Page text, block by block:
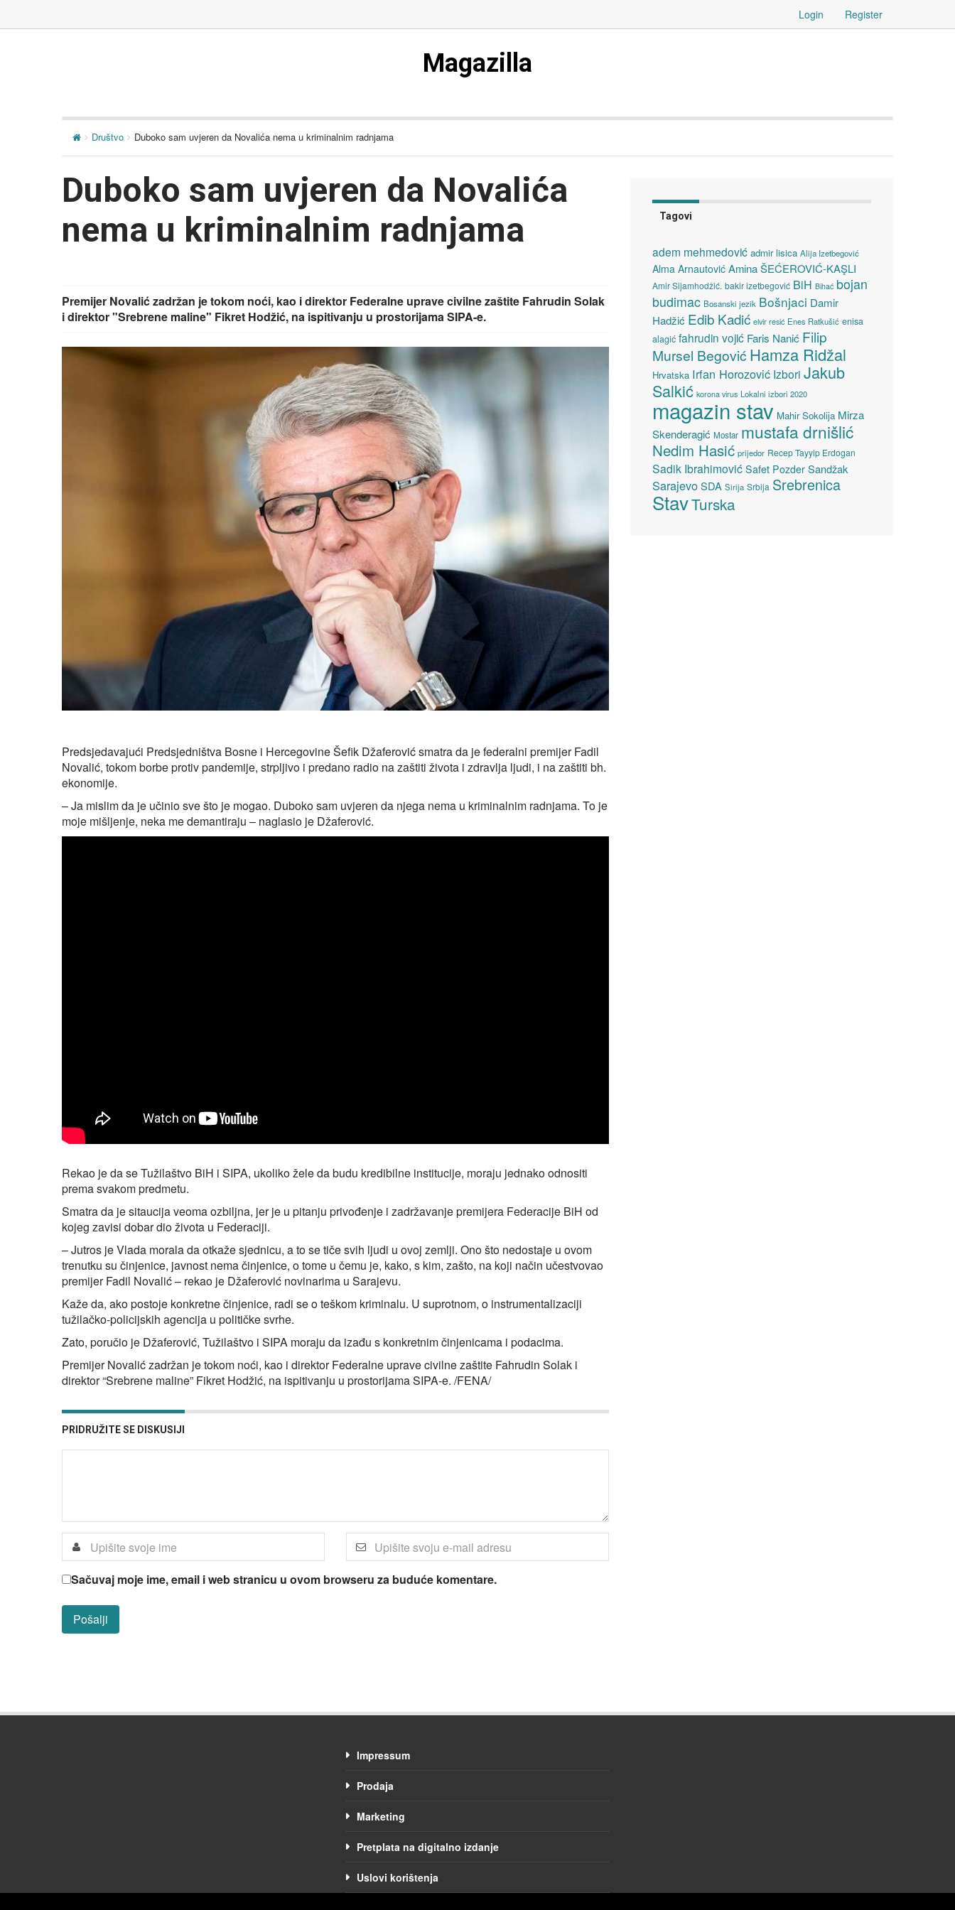
Login Register
Magazilla
Društvo Duboko sam uvjeren da Novalića nema u kriminalnim radnjama
Duboko sam uvjeren da Novalića
nema u kriminalnim radnjama
Premijer Novalić zadržan je tokom noći, kao i direktor Federalne uprave civilne zaštite Fahrudin Solak
i direktor "Srebrene maline" Fikret Hodžić, na ispitivanju u prostorijama SIPA-e.
Predsjedavajući Predsjedništva Bosne i Hercegovine Šefik Džaferović smatra da je federalni premijer Fadil
Novalić, tokom borbe protiv pandemije, strpljivo i predano radio na zaštiti života i zdravlja ljudi, i na zaštiti bh.
ekonomije.
– Ja mislim da je učinio sve što je mogao. Duboko sam uvjeren da njega nema u kriminalnim radnjama. To je
moje mišljenje, neka me demantiraju – naglasio je Džaferović.
Rekao je da se Tužilaštvo BiH i SIPA, ukoliko žele da budu kredibilne institucije, moraju jednako odnositi
prema svakom predmetu.
Smatra da je sitaucija veoma ozbiljna, jer je u pitanju privođenje i zadržavanje premijera Federacije BiH od
kojeg zavisi dobar dio života u Federaciji.
– Jutros je Vlada morala da otkaže sjednicu, a to se tiče svih ljudi u ovoj zemlji. Ono što nedostaje u ovom
trenutku su činjenice, javnost nema činjenice, o tome u čemu je, kako, s kim, zašto, na koji način učestvovao
premijer Fadil Novalić – rekao je Džaferović novinarima u Sarajevu.
Kaže da, ako postoje konkretne činjenice, radi se o teškom kriminalu. U suprotnom, o instrumentalizaciji
tužilačko-policijskih agencija u političke svrhe.
Zato, poručio je Džaferović, Tužilaštvo i SIPA moraju da izađu s konkretnim činjenicama i podacima.
Premijer Novalić zadržan je tokom noći, kao i direktor Federalne uprave civilne zaštite Fahrudin Solak i
direktor “Srebrene maline” Fikret Hodžić, na ispitivanju u prostorijama SIPA-e. /FENA/
PRIDRUŽITE SE DISKUSIJI
Sačuvaj moje ime, email i web stranicu u ovom browseru za buduće komentare.
Tagovi
adem mehmedović admir lisica Alija Izetbegović
Alma Arnautović Amina ŠEĆEROVIĆ-KAŞLI
Amir Sijamhodžić. bakir izetbegović BiH Bihać bojan
budimac Bosanski jezik Bošnjaci Damir
Hadžić Edib Kadić elvir resić Enes Ratkušić enisa
alagić fahrudin vojić Faris Nanić Filip
Mursel Begović Hamza Ridžal
Hrvatska Irfan Horozović Izbori Jakub
Salkić korona virus Lokalni izbori 2020
magazin stav Mahir Sokolija Mirza
Skenderagić Mostar mustafa drnišlić
Nedim Hasić prijedor Recep Tayyip Erdogan
Sadik Ibrahimović Safet Pozder Sandžak
SarajevoSDA Sirija Srbija Srebrenica
StavTurska
Impressum
Prodaja
Marketing
Pretplata na digitalno izdanje
Uslovi korištenja